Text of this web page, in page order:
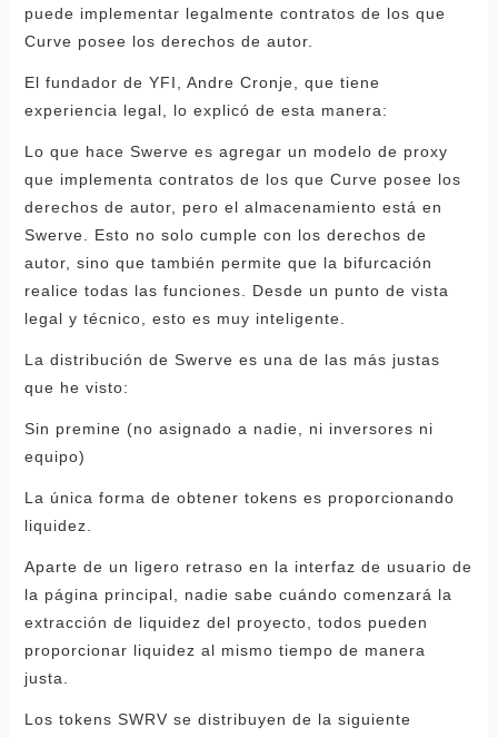
puede implementar legalmente contratos de los que
Curve posee los derechos de autor.
El fundador de YFI, Andre Cronje, que tiene
experiencia legal, lo explicó de esta manera:
Lo que hace Swerve es agregar un modelo de proxy
que implementa contratos de los que Curve posee los
derechos de autor, pero el almacenamiento está en
Swerve. Esto no solo cumple con los derechos de
autor, sino que también permite que la bifurcación
realice todas las funciones. Desde un punto de vista
legal y técnico, esto es muy inteligente.
La distribución de Swerve es una de las más justas
que he visto:
Sin premine (no asignado a nadie, ni inversores ni
equipo)
La única forma de obtener tokens es proporcionando
liquidez.
Aparte de un ligero retraso en la interfaz de usuario de
la página principal, nadie sabe cuándo comenzará la
extracción de liquidez del proyecto, todos pueden
proporcionar liquidez al mismo tiempo de manera
justa.
Los tokens SWRV se distribuyen de la siguiente